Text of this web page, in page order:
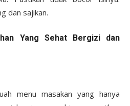
dan sajikan.
Yang Sehat Bergizi dan
menu masakan yang hanya